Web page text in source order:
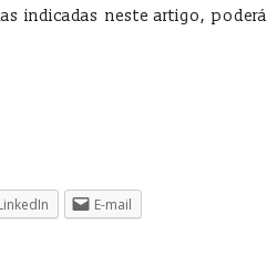
indicadas neste artigo, poderá
E-mail